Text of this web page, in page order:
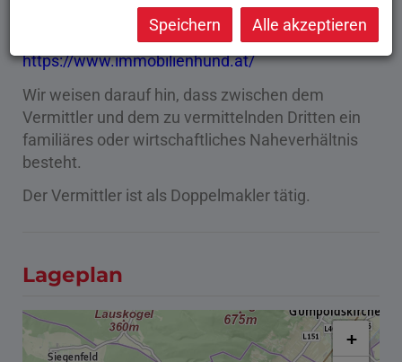
Beschreibung
https://www.immobilienhund.at/
Wir weisen darauf hin, dass zwischen dem
Vermittler und dem zu vermittelnden Dritten ein
familiäres oder wirtschaftliches Naheverhältnis
besteht.
Der Vermittler ist als Doppelmakler tätig.
Lageplan
+
Speichern Alle akzeptieren